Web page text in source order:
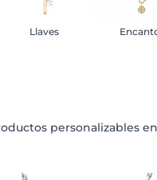
Llaves
personalizables